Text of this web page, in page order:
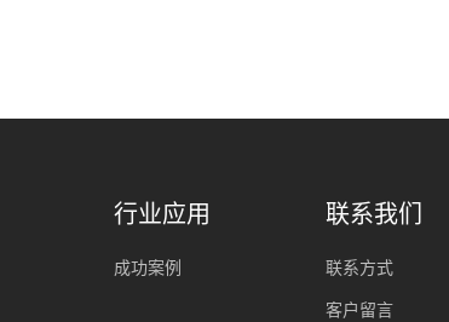
行业应用
成功案例
联系我们
联系方式
客户留言